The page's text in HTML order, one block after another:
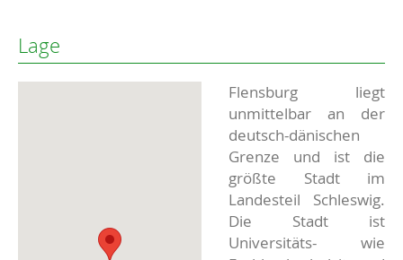
Lage
Flensburg liegt
unmittelbar an der
deutsch-dänischen
Grenze und ist die
größte Stadt im
Landesteil Schleswig.
Die Stadt ist
Universitäts- wie